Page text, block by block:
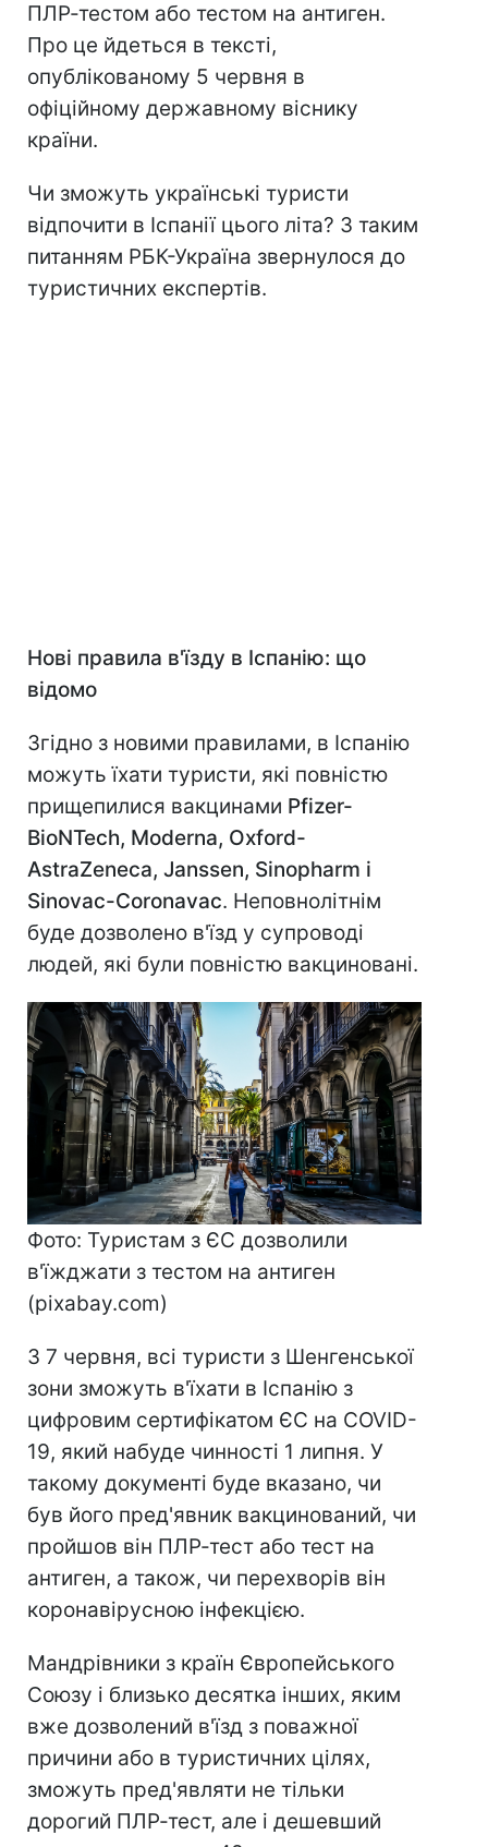
ПЛР-тестом або тестом на антиген.
Про це йдеться в тексті,
опублікованому 5 червня в
офіційному державному віснику
країни.
Чи зможуть українські туристи
відпочити в Іспанії цього літа? З таким
питанням РБК-Україна звернулося до
туристичних експертів.
Нові правила в'їзду в Іспанію: що
відомо
Згідно з новими правилами, в Іспанію
можуть їхати туристи, які повністю
прищепилися вакцинами Pfizer-
BioNTech, Moderna, Oxford-
AstraZeneca, Janssen, Sinopharm і
Sinovac-Coronavac. Неповнолітнім
буде дозволено в'їзд у супроводі
людей, які були повністю вакциновані.
Фото: Туристам з ЄС дозволили
в'їжджати з тестом на антиген
(pixabay.com)
З 7 червня, всі туристи з Шенгенської
зони зможуть в'їхати в Іспанію з
цифровим сертифікатом ЄС на COVID-
19, який набуде чинності 1 липня. У
такому документі буде вказано, чи
був його пред'явник вакцинований, чи
пройшов він ПЛР-тест або тест на
антиген, а також, чи перехворів він
коронавірусною інфекцією.
Мандрівники з країн Європейського
Союзу і близько десятка інших, яким
вже дозволений в'їзд з поважної
причини або в туристичних цілях,
зможуть пред'являти не тільки
дорогий ПЛР-тест, але і дешевший